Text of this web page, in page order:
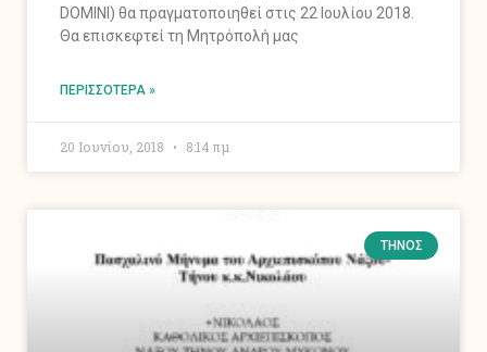
DOMINI) θα πραγματοποιηθεί στις 22 Ιουλίου 2018.
Θα επισκεφτεί τη Μητρόπολή μας
ΠΕΡΙΣΣΌΤΕΡΑ »
20 Ιουνίου, 2018 8:14 πμ
ΤΉΝΟΣ